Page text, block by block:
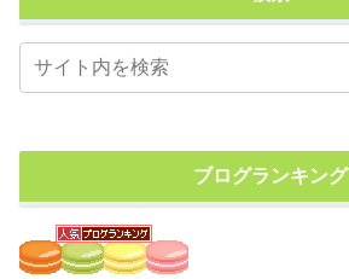
ブログランキング